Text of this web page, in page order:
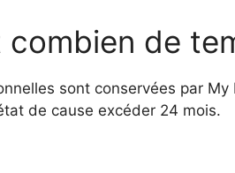
de
sont conservées par
de cause excéder 24 mois.